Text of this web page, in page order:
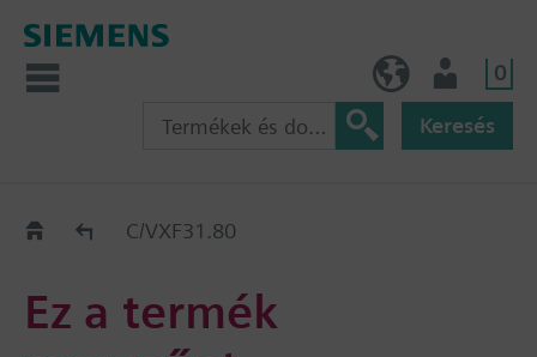
0
Keresés
Régi-Új Kiváltási segédlet
C/VXF31.80
Ez a termék